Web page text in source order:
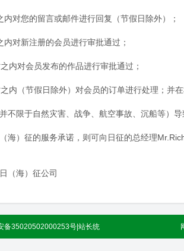
对您的留言或邮件进行回复（节假日除外）；
对新注册的会员进行审批通过；
内对会员发布的作品进行审批通过；
内（节假日除外）对会员的订单进行处理；并
不限于自然灾害、战争、航空事故、沉船等）
海）征的服务承诺，则可向日征的总经理
（海）征公司
备35020502000253号 站长统